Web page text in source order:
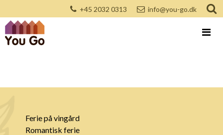
+45 2032 0313 info@you-go.dk
Ferie på vingård
Romantisk ferie